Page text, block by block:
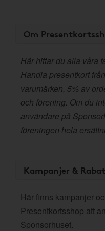
Om
Här hittar du alla våra
Handla presentkort
varumärken, 5% av
och förening. Om du
användare på
föreningen hela
Kampanjer &
Här finns kampanjer
Presentkortsshop att
Sponsorhuset.